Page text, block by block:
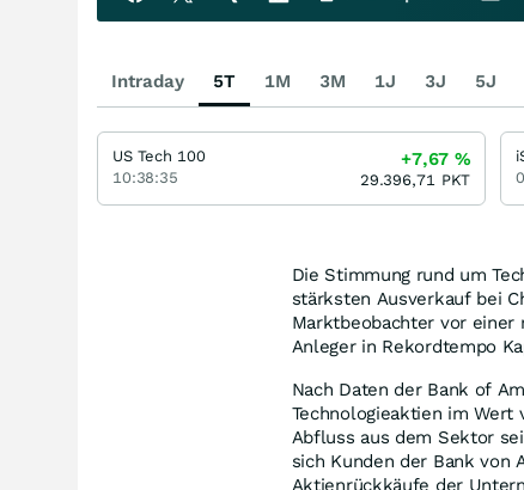
Die Stimmung rund um
stärksten Ausverkauf bei
Marktbeobachter vor einer
Anleger in Rekordtempo
Nach Daten der Bank of
Technologieaktien im
Abfluss aus dem Sektor
sich Kunden der Bank von
Aktienrückkäufe der
Intraday 5T 1M 3M 1J 3J 5J
US Tech 100
10:38:35
+7,67 %
29.396,71 PKT